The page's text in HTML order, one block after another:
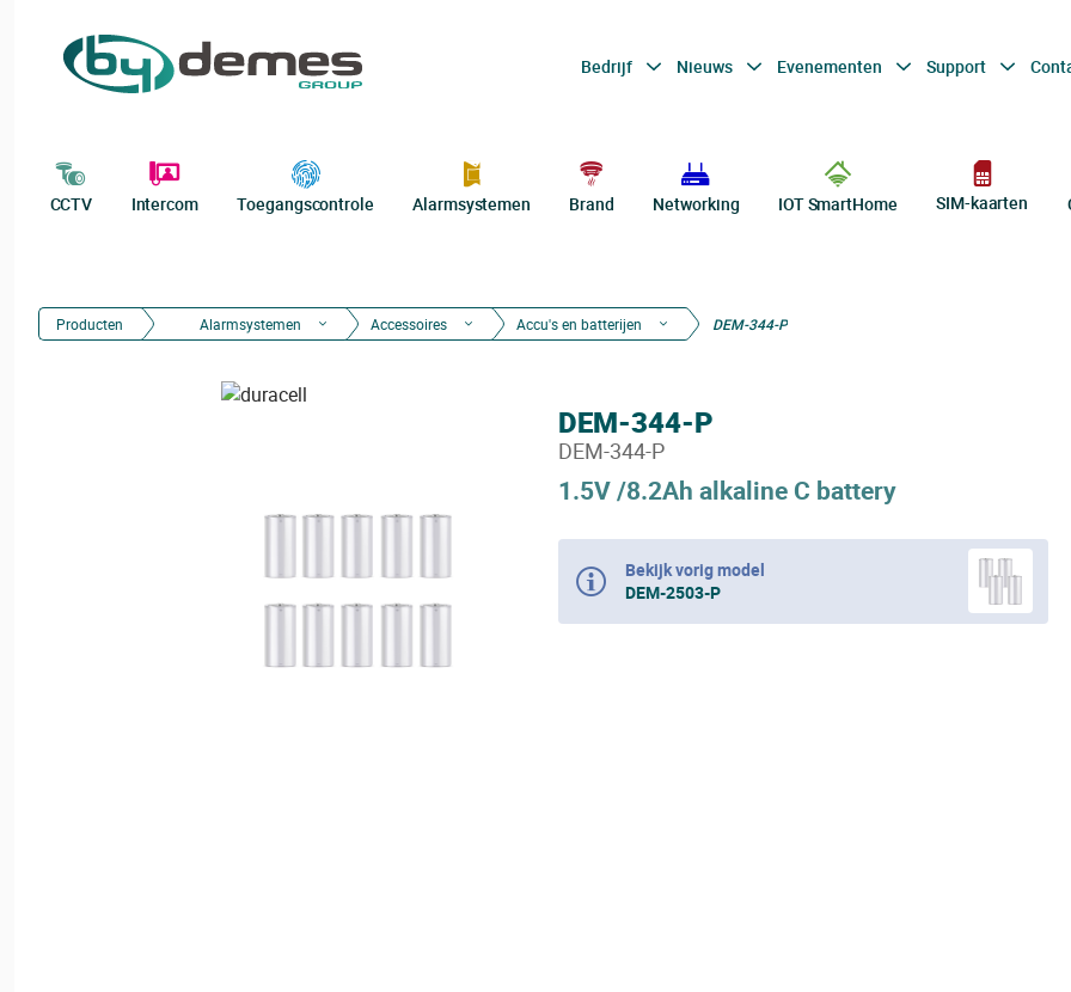
Bedrijf Nieuws Evenementen Support
CCTV Intercom Toegangscontrole Alarmsystemen Brand Networking IOT SmartHome SIM-kaarten
Producten Alarmsystemen Accessoires Accu's en batterijen DEM-344-P
1.5V /8.2Ah alkaline C battery
DEM-344-P
DEM-344-P
Bekijk vorig model
DEM-2503-P